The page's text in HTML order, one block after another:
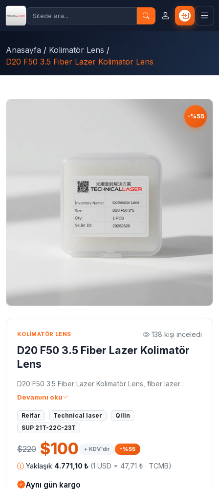
Anasayfa / Kolimatör Lens /
D20 F50 3.5 Fiber Lazer Kolimatör Lens
-%55
KOLIMATÖR LENS 138 kişi inceledi
D20 F50 3.5 Fiber Lazer Kolimatör
Lens
D20 F50 3.5 Fiber Lazer Kolimatör Lens, fiber lazer
kaynak ve kesim kafalarında ışını paralel hâle getiren, 20
kuvars (fused silica) bir kolimasyon merceğidir. 1064 nm
dalga boyuna optimize edilmiş çift yüzey AR kaplaması
sayesinde yüksek geçirgenlik sağlar, enerji kaybını ve
geri yansımayı en aza indirir. Yıpranmış orijinal lensin
yerine doğrudan takılabilen ekonomik bir yedek optiktir.
Devamını oku
Reifar Technical laser
Qilin
SUP 21T-22C-23T
$220 $100 + KDV'dir -%55
Yaklaşık 4.771,10 ₺ (1 USD = 47,71 ₺ · TCMB)
Aynı gün kargo